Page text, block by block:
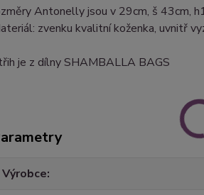
Antonelly jsou v 29cm, š 43cm,
zvenku kvalitní koženka, uvnitř
je z dílny SHAMBALLA BAGS
Výrobce